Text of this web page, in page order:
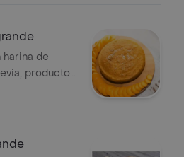
harina de
producto